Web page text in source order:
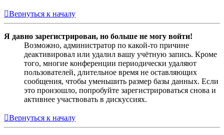
Вернуться к началу
Я давно зарегистрирован, но больше не могу войти!
Возможно, администратор по какой-то причине
деактивировал или удалил вашу учётную запись. Кроме
того, многие конференции периодически удаляют
пользователей, длительное время не оставляющих
сообщения, чтобы уменьшить размер базы данных. Если
это произошло, попробуйте зарегистрироваться снова и
активнее участвовать в дискуссиях.
Вернуться к началу